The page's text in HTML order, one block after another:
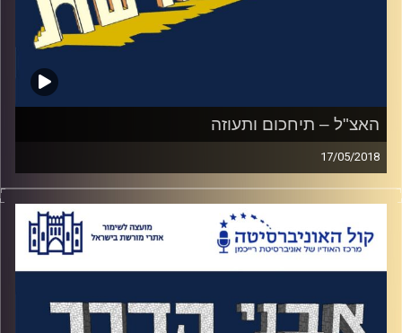
האצ"ל – תיחכום ותעוזה
17/05/2018
האזינו לאורי טולידאנו מראיין את לוחם האצ"ל
יוסקה נחמיאס ומנהל מוזיאון האצ"ל שלמה
דרור על ימי המערב הפרוע של מדינת ישראל,
שוד רכבות, פיצוץ מסילות רכבת וגשרים, פלישה
זאת תוך מתיחות מול ההגנה שהתבטאה